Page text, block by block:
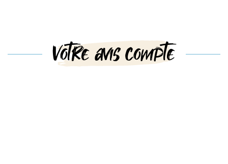
Votre avis compte